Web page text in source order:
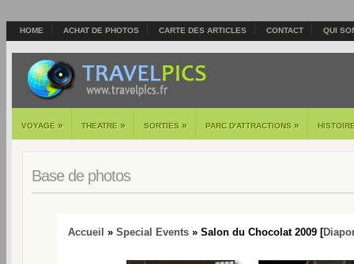
HOME ACHAT DE PHOTOS CARTE DES ARTICLES CONTACT QUI
VOYAGE » THEATRE » SORTIES » PARC D'ATTRACTIONS »
Base de photos
Accueil » Special Events » Salon du Chocolat 2009 [